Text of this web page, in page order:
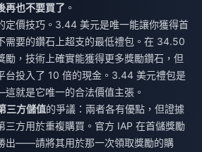
再也不要買了 。
定價技巧。3.44 美元是唯一能讓你獲得首
需要的鑽石上超支的最低禮包。在 34.50
勵，技術上確實能獲得更多獎勵鑽石，但
台投入了 10 倍的現金。3.44 美元禮包是
就是它唯一的合法價值主張。
三方儲值的爭議：兩者各有優點，但證據
三方用於重複購買。官方 IAP 在首儲獎勵
出——請將其用於那一次領取獎勵的購